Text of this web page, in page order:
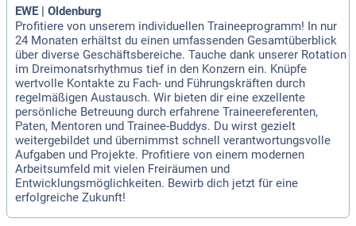
EWE | Oldenburg
Profitiere von unserem individuellen Traineeprogramm! In nur
24 Monaten erhältst du einen umfassenden Gesamtüberblick
über diverse Geschäftsbereiche. Tauche dank unserer Rotation
im Dreimonatsrhythmus tief in den Konzern ein. Knüpfe
wertvolle Kontakte zu Fach- und Führungskräften durch
regelmäßigen Austausch. Wir bieten dir eine exzellente
persönliche Betreuung durch erfahrene Traineereferenten,
Paten, Mentoren und Trainee-Buddys. Du wirst gezielt
weitergebildet und übernimmst schnell verantwortungsvolle
Aufgaben und Projekte. Profitiere von einem modernen
Arbeitsumfeld mit vielen Freiräumen und
Entwicklungsmöglichkeiten. Bewirb dich jetzt für eine
erfolgreiche Zukunft!